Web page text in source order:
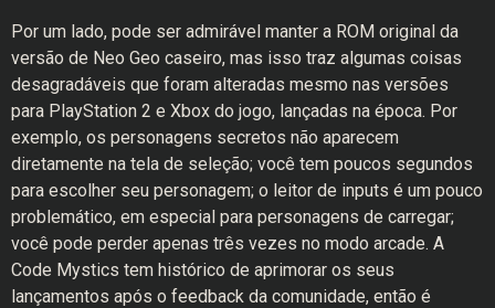
Por um lado, pode ser admirável manter a ROM original da
versão de Neo Geo caseiro, mas isso traz algumas coisas
desagradáveis que foram alteradas mesmo nas versões
para PlayStation 2 e Xbox do jogo, lançadas na época. Por
exemplo, os personagens secretos não aparecem
diretamente na tela de seleção; você tem poucos segundos
para escolher seu personagem; o leitor de inputs é um pouco
problemático, em especial para personagens de carregar;
você pode perder apenas três vezes no modo arcade. A
Code Mystics tem histórico de aprimorar os seus
lançamentos após o feedback da comunidade, então é